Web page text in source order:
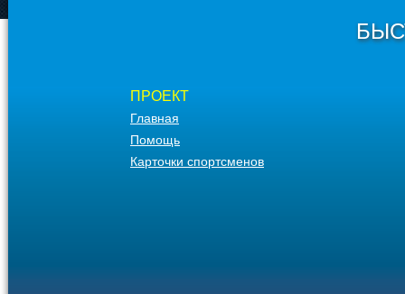
ПРОЕКТ
Главная
Помощь
Карточки спортсменов